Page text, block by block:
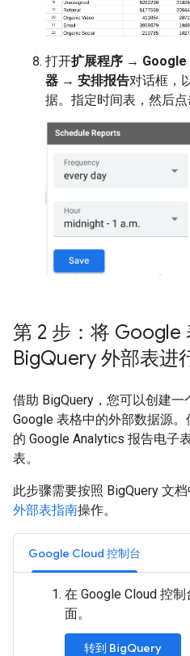
打开扩展程序 → Google
器 → 安排报告对话框，
据。指定时间表，然后
第 2 步：将 Google
BigQuery 外部表进
借助 BigQuery，您可以创建
Google 表格中的外部数据源
的 Google Analytics 报告电子
表。
此步骤需要按照 BigQuery 文
外部表指南操作。
Google Cloud 控制台
在 Google Cloud 控
面。
转到 BigQuery